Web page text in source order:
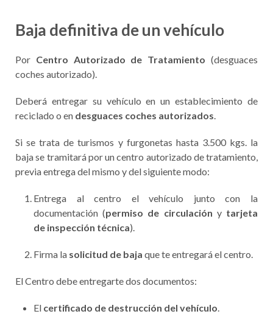
Baja definitiva de un vehículo
Por Centro Autorizado de Tratamiento (desguaces
coches autorizado).
Deberá entregar su vehículo en un establecimiento de
reciclado o en desguaces coches autorizados.
Si se trata de turismos y furgonetas hasta 3.500 kgs. la
baja se tramitará por un centro autorizado de tratamiento,
previa entrega del mismo y del siguiente modo:
Entrega al centro el vehículo junto con la
documentación (permiso de circulación y tarjeta
de inspección técnica).
Firma la solicitud de baja que te entregará el centro.
El Centro debe entregarte dos documentos:
El certificado de destrucción del vehículo.